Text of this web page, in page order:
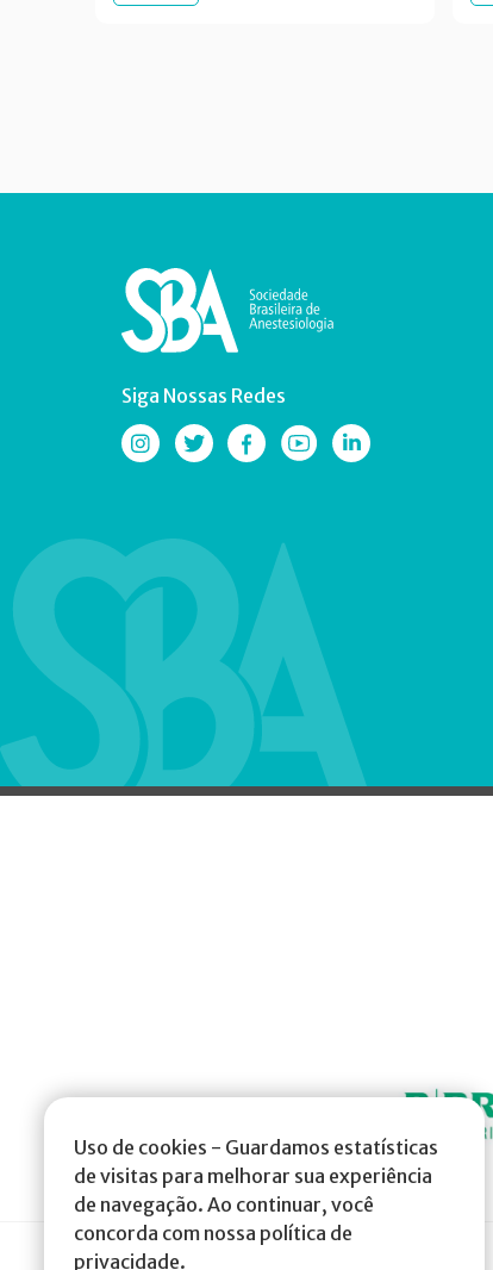
Uso de cookies - Guardamos estatísticas
de visitas para melhorar sua experiência
de navegação. Ao continuar, você
concorda com nossa política de
privacidade.
Siga Nossas Redes